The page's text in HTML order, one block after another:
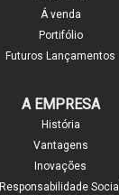
Á venda
Portifólio
Futuros Lançamentos
A EMPRESA
História
Vantagens
Inovações
Responsabilidade Social